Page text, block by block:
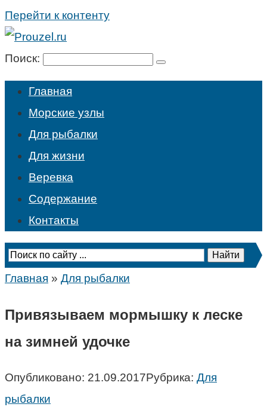
Перейти к контенту
Поиск:
Главная
Морские узлы
Для рыбалки
Для жизни
Веревка
Содержание
Контакты
Главная » Для рыбалки
Привязываем мормышку к леске
на зимней удочке
Опубликовано: 21.09.2017Рубрика: Для
рыбалки